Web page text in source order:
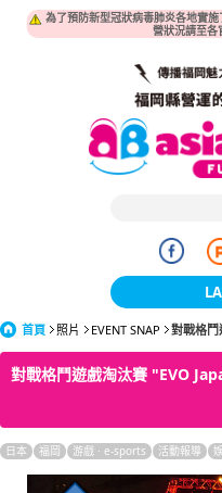
為了預防新型冠狀病毒肺炎各地實
營狀況請至各
首頁 照片 EVENT SNAP 對戰格
對戰格鬥遊戲淘汰賽 "EVO
日本 福岡 游戲 · e-sports 活動報導